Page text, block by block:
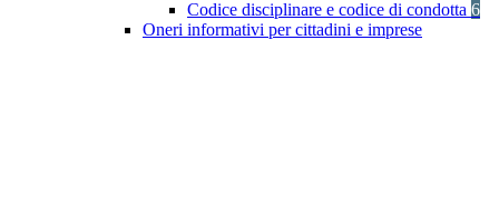
Codice disciplinare e codice di condotta 6
Oneri informativi per cittadini e imprese